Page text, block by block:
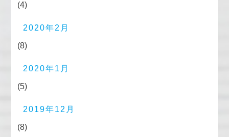
(4)
2020年2月
(8)
2020年1月
(5)
2019年12月
(8)